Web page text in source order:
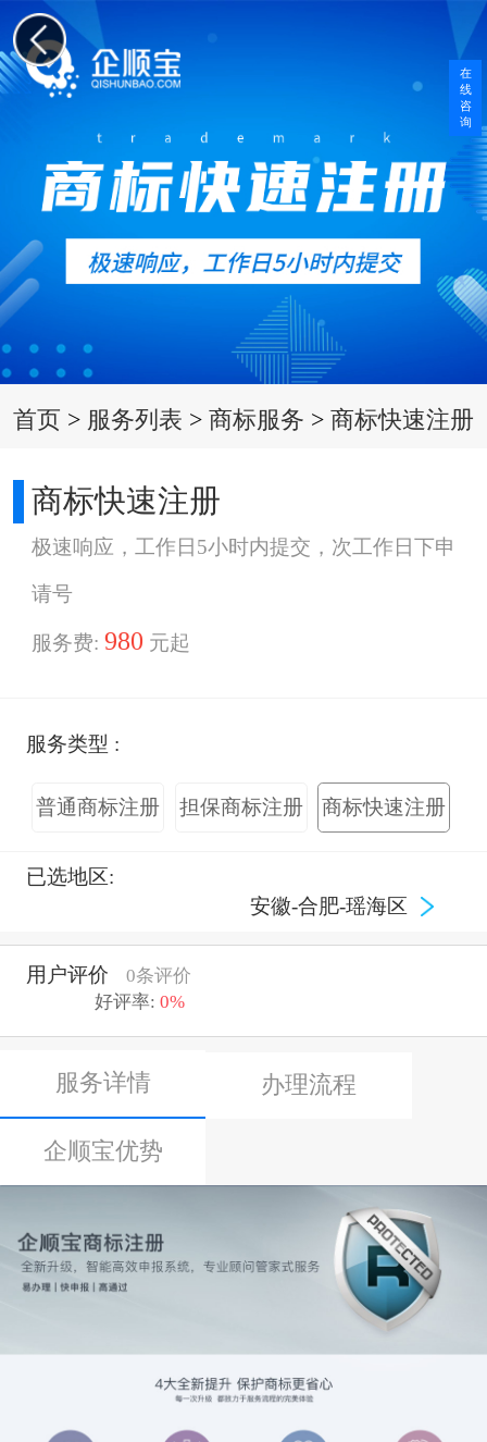
首页 > 服务列表 >商标服务 >商标快速注册
商标快速注册
极速响应，工作日5小时内提交，次工作日下申
请号
服务费:980 元起
服务类型 :
普通商标注册 担保商标注册 商标快速注册
已选地区:
安徽-合肥-瑶海区
用户评价
0条评价
好评率: 0%
服务详情 办理流程
企顺宝优势
在
线
咨
询